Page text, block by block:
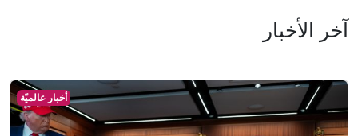
آخر الأخبار
أخبار عالميّة